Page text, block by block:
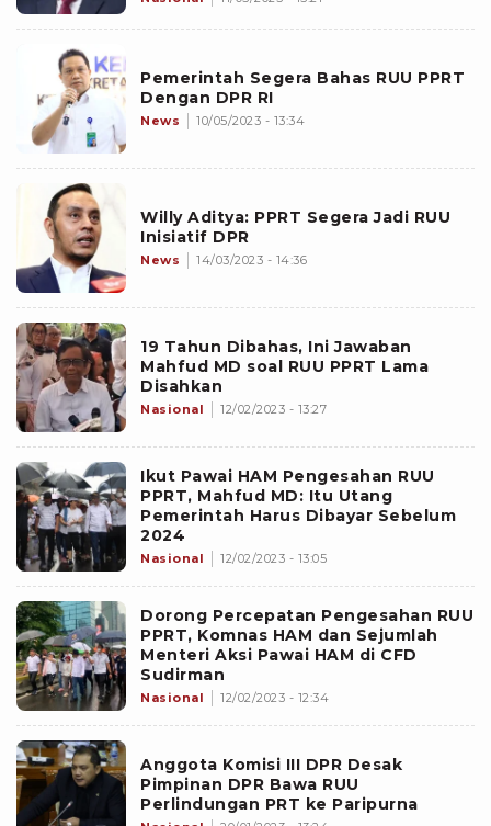
Pemerintah Segera Bahas RUU PPRT
Dengan DPR RI
News 10/05/2023 - 13:34
Willy Aditya: PPRT Segera Jadi RUU
Inisiatif DPR
News 14/03/2023 - 14:36
19 Tahun Dibahas, Ini Jawaban
Mahfud MD soal RUU PPRT Lama
Disahkan
Nasional 12/02/2023 - 13:27
Ikut Pawai HAM Pengesahan RUU
PPRT, Mahfud MD: Itu Utang
Pemerintah Harus Dibayar Sebelum
2024
Nasional 12/02/2023 - 13:05
Dorong Percepatan Pengesahan RUU
PPRT, Komnas HAM dan Sejumlah
Menteri Aksi Pawai HAM di CFD
Sudirman
Nasional 12/02/2023 - 12:34
Anggota Komisi III DPR Desak
Pimpinan DPR Bawa RUU
Perlindungan PRT ke Paripurna